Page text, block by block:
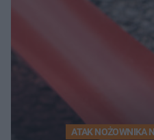
ATAK NOŻOWNIKA